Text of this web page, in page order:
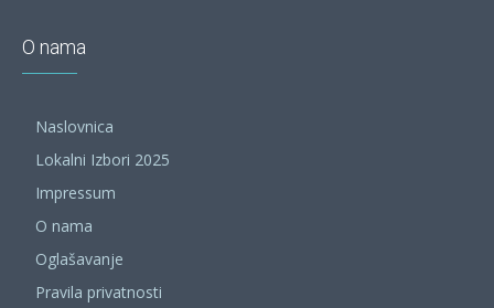
O nama
Naslovnica
Lokalni Izbori 2025
Impressum
O nama
Oglašavanje
Pravila privatnosti